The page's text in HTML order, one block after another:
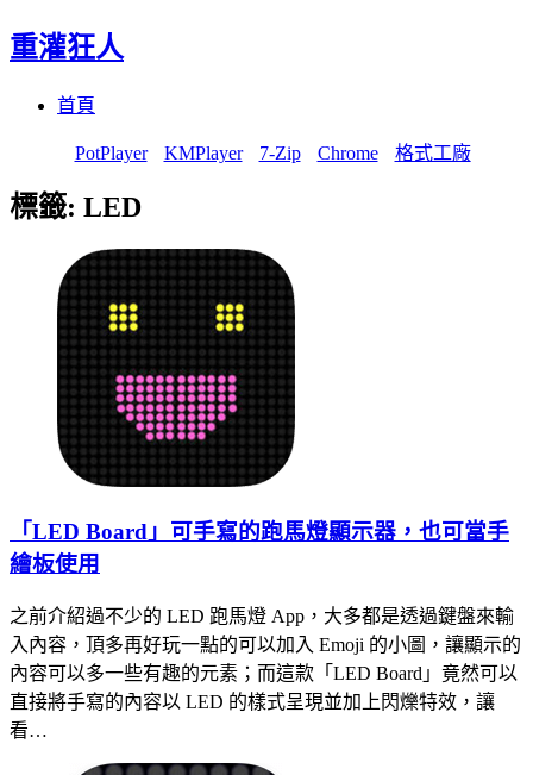
重灌狂人
首頁
PotPlayer KMPlayer 7-Zip Chrome 格式工廠
標籤: LED
「LED Board」可手寫的跑馬燈顯示器，也可當手
繪板使用
之前介紹過不少的 LED 跑馬燈 App，大多都是透過鍵盤來輸
入內容，頂多再好玩一點的可以加入 Emoji 的小圖，讓顯示的
內容可以多一些有趣的元素；而這款「LED Board」竟然可以
直接將手寫的內容以 LED 的樣式呈現並加上閃爍特效，讓
看…